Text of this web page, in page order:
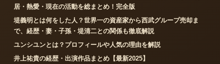
居・熱愛・現在の活動を総まとめ！完全版
堤義明とは何をした人？世界一の資産家から西武グループ売却ま
で、経歴・妻・子孫・堤清二との関係も徹底解説
ユンシユンとは？プロフィールや人気の理由を解説
井上祐貴の経歴・出演作品まとめ【最新2025】